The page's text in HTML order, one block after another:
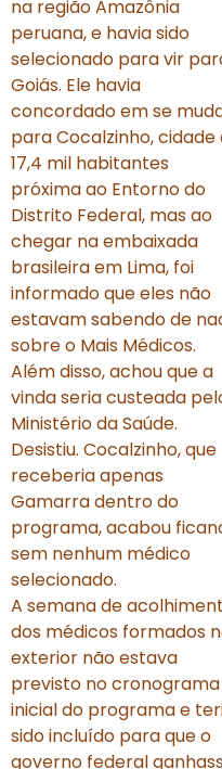
na região Amazônia
peruana, e havia sido
selecionado para vir
Goiás. Ele havia
concordado em se
para Cocalzinho, cidade
17,4 mil habitantes
próxima ao Entorno do
Distrito Federal, mas ao
chegar na embaixada
brasileira em Lima, foi
informado que eles não
estavam sabendo de
sobre o Mais Médicos.
Além disso, achou que a
vinda seria custeada
Ministério da Saúde.
Desistiu. Cocalzinho, que
receberia apenas
Gamarra dentro do
programa, acabou
sem nenhum médico
selecionado.
A semana de
dos médicos formados
exterior não estava
previsto no cronograma
inicial do programa e
sido incluído para que o
governo federal